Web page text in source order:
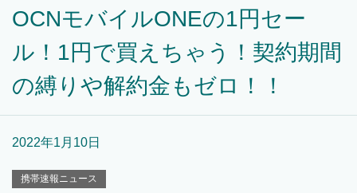
OCNモバイルONEの1円セー
ル！1円で買えちゃう！契約期間
の縛りや解約金もゼロ！！
2022年1月10日
携帯速報ニュース